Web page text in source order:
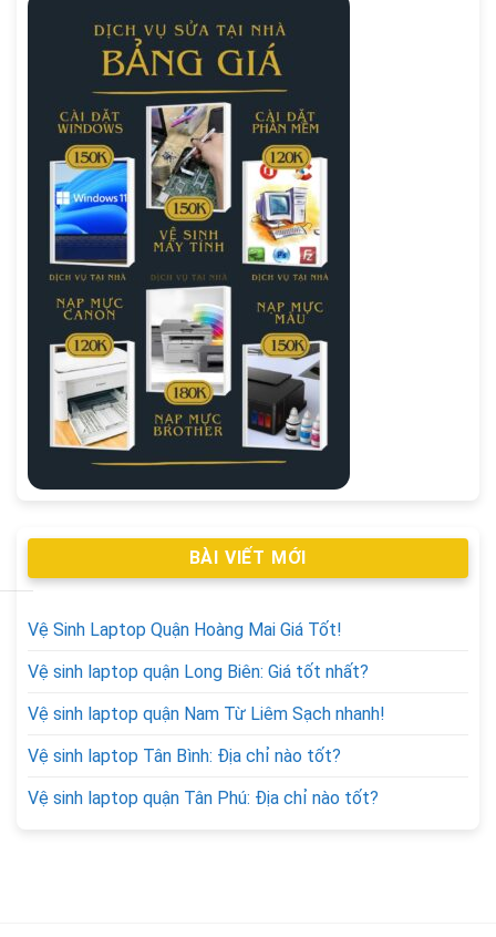
BÀI VIẾT MỚI
Vệ Sinh Laptop Quận Hoàng Mai Giá Tốt!
Vệ sinh laptop quận Long Biên: Giá tốt nhất?
Vệ sinh laptop quận Nam Từ Liêm Sạch nhanh!
Vệ sinh laptop Tân Bình: Địa chỉ nào tốt?
Vệ sinh laptop quận Tân Phú: Địa chỉ nào tốt?